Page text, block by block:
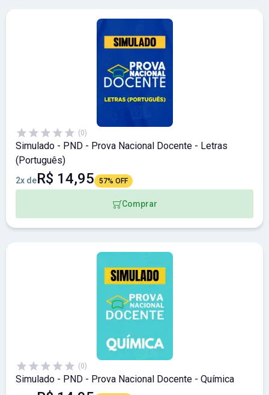
(0)
Simulado - PND - Prova Nacional Docente - Letras
(Português)
2x deR$ 14,95 57% OFF
Comprar
(0)
Simulado - PND - Prova Nacional Docente - Química